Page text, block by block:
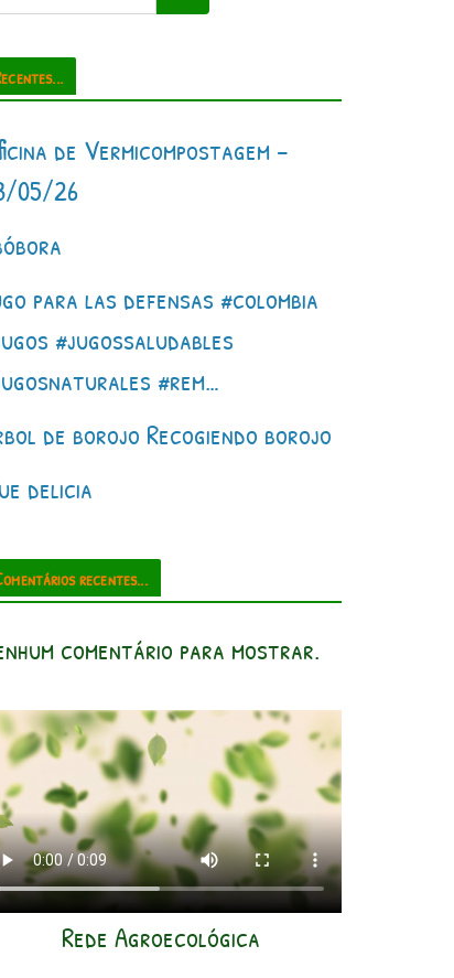
de Vermicompostagem –
05/26
para las defensas #colombia
#jugossaludables
#rem…
de borojo Recogiendo borojo
delicia
recentes...
comentário para mostrar.
Rede Agroecológica